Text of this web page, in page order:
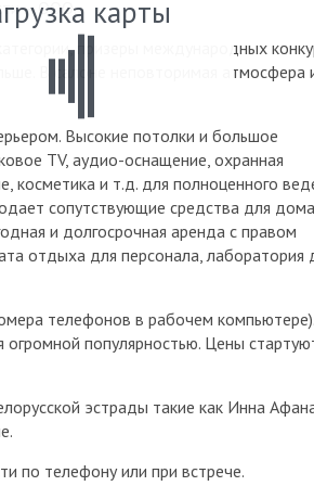
– ООО.
призеры международных
В салоне неповторимая атмосфера
Высокие потолки и большое
TV, аудио-оснащение, охранная
косметика и т.д. для полноценного
сопутствующие средства для
и долгосрочная аренда с правом
отдыха для персонала, лаборатория
телефонов в рабочем компьютере).
огромной популярностью. Цены
эстрады такие как Инна
по телефону или при встрече.
карты